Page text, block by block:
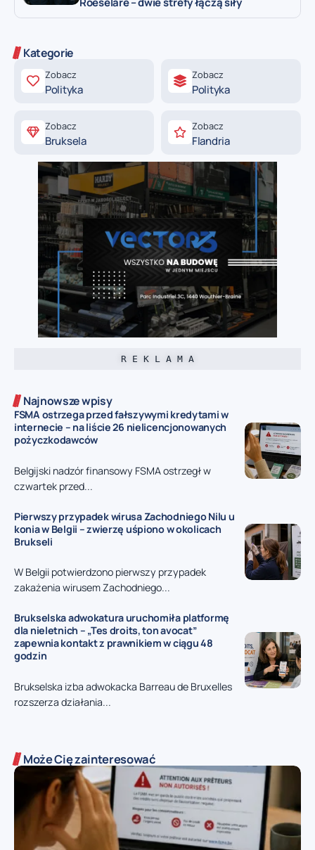
Kategorie
Zobacz
Polityka
Zobacz
Polityka
Zobacz
Bruksela
Zobacz
Flandria
R E K L A M A
Najnowsze wpisy
FSMA ostrzega przed fałszywymi kredytami w
internecie – na liście 26 nielicencjonowanych
pożyczkodawców
Belgijski nadzór finansowy FSMA ostrzegł w
czwartek przed...
Pierwszy przypadek wirusa Zachodniego Nilu u
konia w Belgii – zwierzę uśpiono w okolicach
Brukseli
W Belgii potwierdzono pierwszy przypadek
zakażenia wirusem Zachodniego...
Brukselska adwokatura uruchomiła platformę
dla nieletnich – „Tes droits, ton avocat”
zapewnia kontakt z prawnikiem w ciągu 48
godzin
Brukselska izba adwokacka Barreau de Bruxelles
rozszerza działania...
Może Cię zainteresować